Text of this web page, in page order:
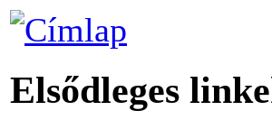
Elsődleges